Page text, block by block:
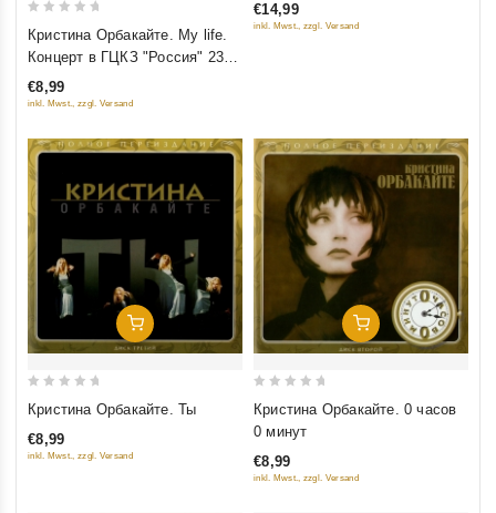
out
5
Кристина Орбакайте. My life.
Концерт в ГЦКЗ "Россия" 23
Октября 2005
€8,99
inkl. Mwst., zzgl. Versand
5
€14,99
inkl. Mwst., zzgl. Versand
Добавить В Корзину
out
of
Кристина Орбакайте. Ты
€8,99
inkl. Mwst., zzgl. Versand
Добавить В Корзину
out
5
Кристина Орбакайте. 0 часов
0 минут
€8,99
inkl. Mwst., zzgl. Versand